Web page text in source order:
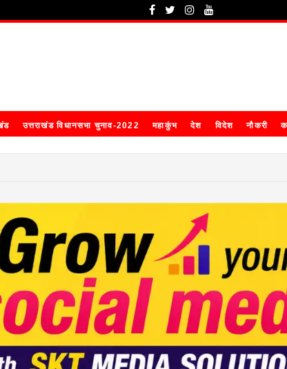
उत्तराखंड विधानसभा चुनाव-2022 महाकुंभ देश विदेश नौकरी